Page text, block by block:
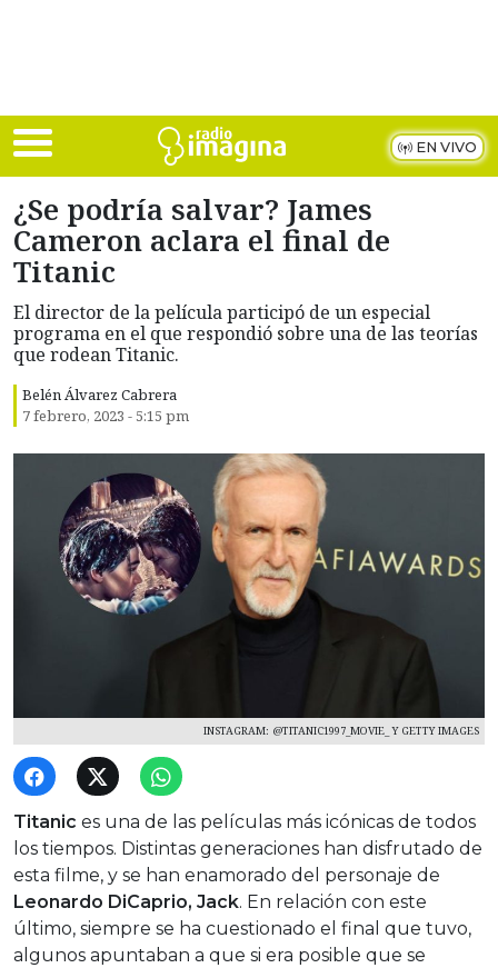
EN VIVO
¿Se podría salvar? James
Cameron aclara el final de
Titanic
El director de la película participó de un especial
programa en el que respondió sobre una de las teorías
que rodean Titanic.
Belén Álvarez Cabrera
7 febrero, 2023 - 5:15 pm
INSTAGRAM: @TITANIC1997_MOVIE_ Y GETTY IMAGES
Titanic es una de las películas más icónicas de todos
los tiempos. Distintas generaciones han disfrutado de
esta filme, y se han enamorado del personaje de
Leonardo DiCaprio, Jack. En relación con este
último, siempre se ha cuestionado el final que tuvo,
algunos apuntaban a que si era posible que se